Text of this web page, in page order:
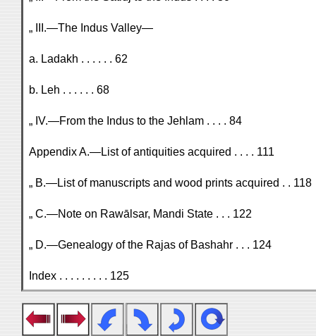
„ III.—The Indus Valley—
a. Ladakh . . . . . . 62
b. Leh . . . . . . 68
„ IV.—From the Indus to the Jehlam . . . . 84
Appendix A.—List of antiquities acquired . . . . 111
„ B.—List of manuscripts and wood prints acquired . . 118
„ C.—Note on Rawālsar, Mandi State . . . 122
„ D.—Genealogy of the Rajas of Bashahr . . . 124
Index . . . . . . . . . 125